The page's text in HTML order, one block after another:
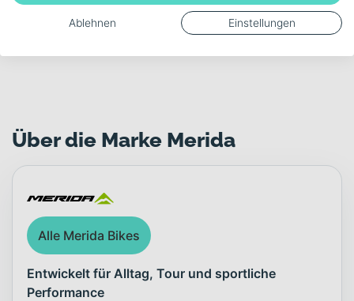
Zur MERIDA Markenwelt
Über die Marke Merida
Alle Merida Bikes
Entwickelt für Alltag, Tour und sportliche
Performance
Ablehnen Einstellungen